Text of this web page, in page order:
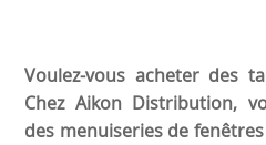
Voulez-vous acheter des
Chez Aikon Distribution,
des menuiseries de